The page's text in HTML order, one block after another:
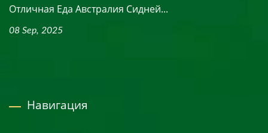
Отличная Еда Австралия Сидней...
08 Sep, 2025
Навигация